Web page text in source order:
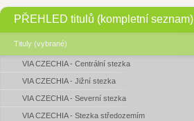
PŘEHLED titulů (kompletní seznam)
Tituly (vybrané)
VIA CZECHIA - Centrální stezka
VIA CZECHIA - Jižní stezka
VIA CZECHIA - Severní stezka
VIA CZECHIA - Stezka středozemím